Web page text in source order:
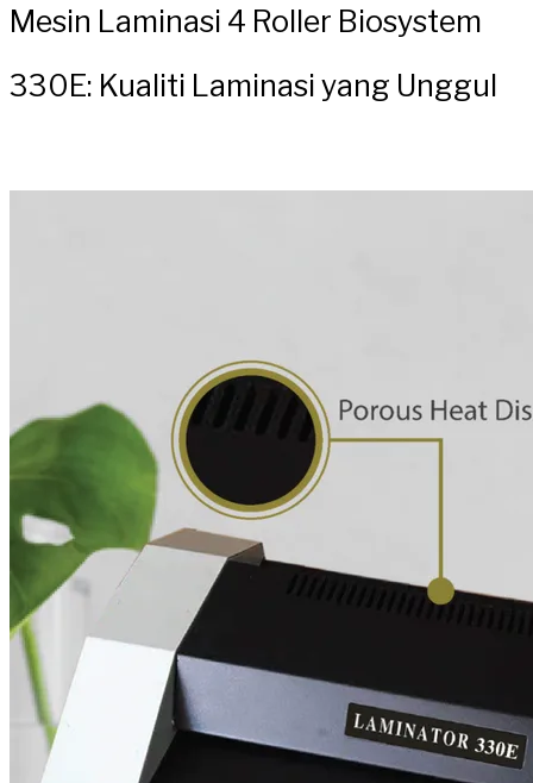
Mesin Laminasi 4 Roller Biosystem
330E: Kualiti Laminasi yang Unggul